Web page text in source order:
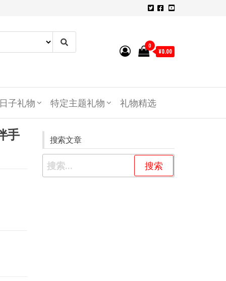
0
¥0.00
子礼物 特定主题礼物 礼物精选
手
搜索文章